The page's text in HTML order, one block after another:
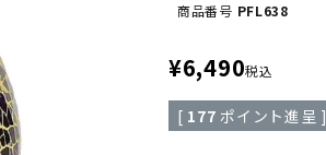
商品番号 PFL638
¥6,490税込
[ 177 ポイント進呈 ]